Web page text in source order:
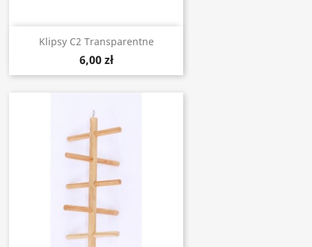
Klipsy C2 Transparentne
6,00 zł